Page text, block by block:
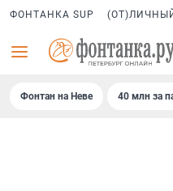
ФОНТАНКА SUP
Фонтан на Неве 40 млн за